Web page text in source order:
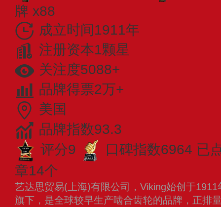
牌 x88
成立时间1911年
注册资本1颗星
关注度5088+
品牌得票2万+
美国
品牌指数93.3
评分9
口碑指数6964 已
章14个
艺达思贸易(上海)有限公司，Viking始创于
旗下，是全球较早生产啮合齿轮的品牌，正排